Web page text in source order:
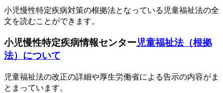
小児慢性特定疾病対策の根拠法となっている児童福祉法の全
文を読むことができます。
小児慢性特定疾病情報センター児童福祉法（根拠
法）について
児童福祉法の改正の詳細や厚生労働省による告示の内容がま
とまっています。